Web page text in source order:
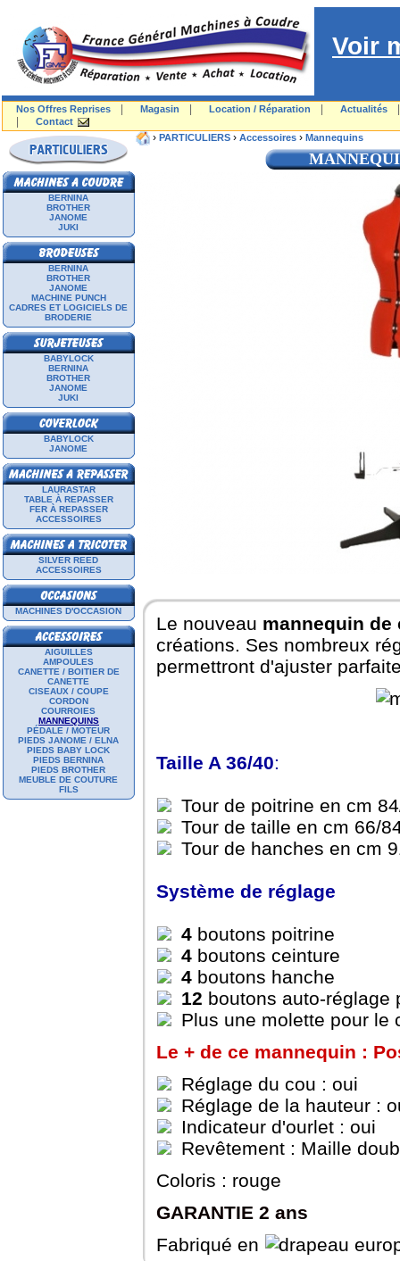
Voir
Nos Offres Reprises Magasin Location / Réparation Actualités
Contact
BERNINA
BROTHER
JANOME
JUKI
BERNINA
BROTHER
JANOME
MACHINE PUNCH
CADRES ET LOGICIELS DE
BRODERIE
BABYLOCK
BERNINA
BROTHER
JANOME
JUKI
BABYLOCK
JANOME
LAURASTAR
TABLE À REPASSER
FER À REPASSER
ACCESSOIRES
SILVER REED
ACCESSOIRES
MACHINES D'OCCASION
AIGUILLES
AMPOULES
CANETTE / BOITIER DE
CANETTE
CISEAUX / COUPE
CORDON
COURROIES
MANNEQUINS
PÉDALE / MOTEUR
PIEDS JANOME / ELNA
PIEDS BABY LOCK
PIEDS BERNINA
PIEDS BROTHER
MEUBLE DE COUTURE
FILS
› PARTICULIERS › Accessoires › Mannequins
Le nouveau mannequin de
créations. Ses nombreux
permettront d'ajuster
Taille A 36/40:
Tour de poitrine en cm
Tour de taille en cm 66/
Tour de hanches en cm
Système de réglage
4 boutons poitrine
4 boutons ceinture
4 boutons hanche
12 boutons auto-réglage
Plus une molette pour le
Le + de ce mannequin :
Réglage du cou : oui
Réglage de la hauteur :
Indicateur d'ourlet : oui
Revêtement : Maille
Coloris : rouge
GARANTIE 2 ans
Fabriqué en